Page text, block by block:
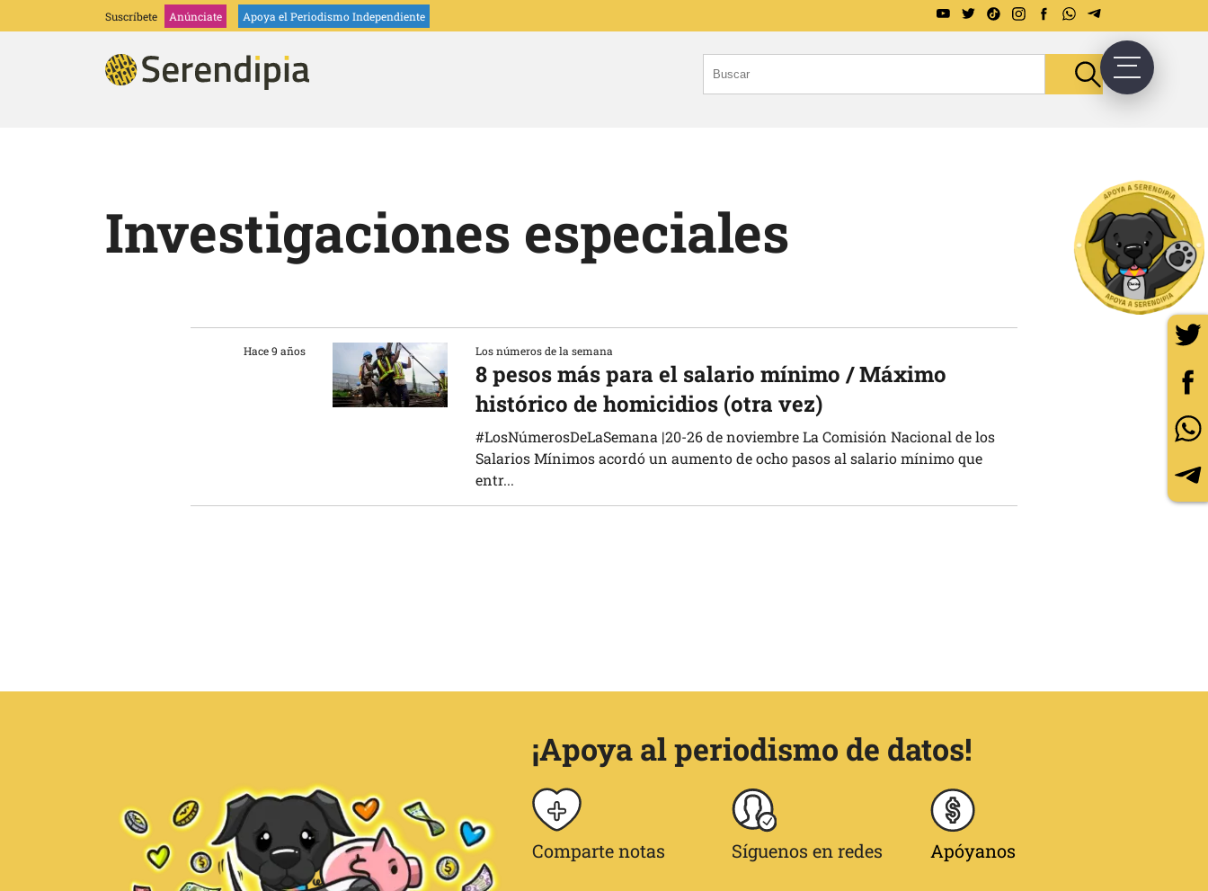
Suscríbete Anúnciate Apoya el Periodismo Independiente
Investigaciones especiales
Hace 9 años Los números de la semana
8 pesos más para el salario mínimo / Máximo
histórico de homicidios (otra vez)
#LosNúmerosDeLaSemana |20-26 de noviembre La Comisión Nacional de los
Salarios Mínimos acordó un aumento de ocho pasos al salario mínimo que
entr...
¡Apoya al periodismo de datos!
Comparte notas Síguenos en redes Apóyanos